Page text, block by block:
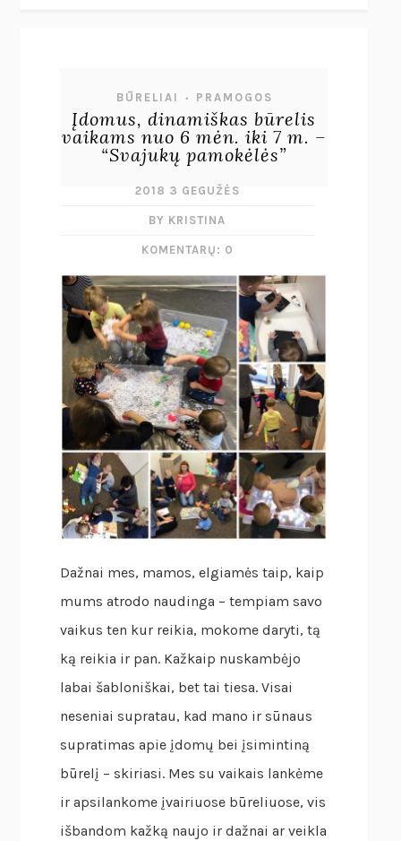
BŪRELIAI • PRAMOGOS
Įdomus, dinamiškas būrelis
vaikams nuo 6 mėn. iki 7 m. –
“Svajukų pamokėlės”
2018 3 GEGUŽĖS
BY KRISTINA
KOMENTARŲ: 0
Dažnai mes, mamos, elgiamės taip, kaip
mums atrodo naudinga – tempiam savo
vaikus ten kur reikia, mokome daryti, tą
ką reikia ir pan. Kažkaip nuskambėjo
labai šabloniškai, bet tai tiesa. Visai
neseniai supratau, kad mano ir sūnaus
supratimas apie įdomų bei įsimintiną
būrelį – skiriasi. Mes su vaikais lankėme
ir apsilankome įvairiuose būreliuose, vis
išbandom kažką naujo ir dažnai ar veikla